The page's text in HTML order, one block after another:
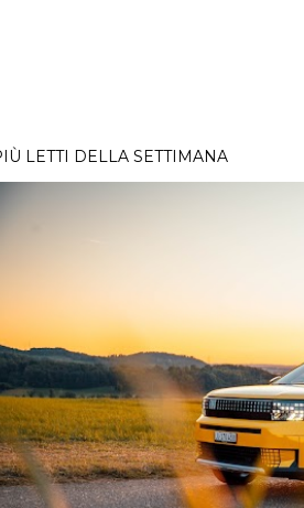
LETTI DELLA SETTIMANA